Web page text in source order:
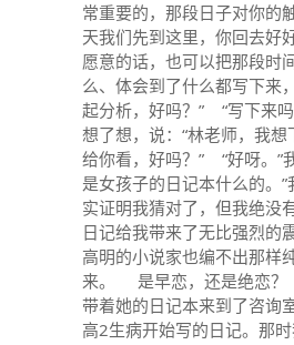
常重要的，那段日子对你的
天我们先到这里，你回去好
愿意的话，也可以把那段时
么、体会到了什么都写下来
起分析，好吗？” “写下来
想了想，说：“林老师，我
给你看，好吗？” “好呀。”
是女孩子的日记本什么的。
实证明我猜对了，但我绝没
日记给我带来了无比强烈的
高明的小说家也编不出那样
来。 是早恋，还是绝恋
带着她的日记本来到了咨询
高2生病开始写的日记。那